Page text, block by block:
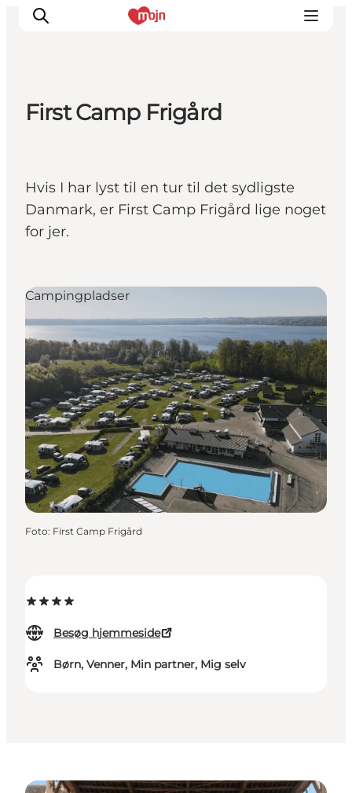
Det sker
Overnatning
Planlæg din ferie
Booking
First Camp Frigård
Hvis I har lyst til en tur til det sydligste
Danmark, er First Camp Frigård lige noget
for jer.
Besøg hjemmeside
Børn, Venner, Min partner, Mig selv
Campingpladser
Foto: First Camp Frigård